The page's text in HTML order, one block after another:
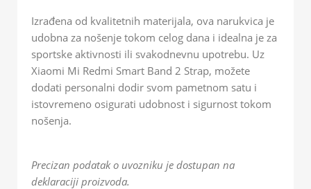
Izrađena od kvalitetnih materijala, ova narukvica je
udobna za nošenje tokom celog dana i idealna je za
sportske aktivnosti ili svakodnevnu upotrebu. Uz
Xiaomi Mi Redmi Smart Band 2 Strap, možete
dodati personalni dodir svom pametnom satu i
istovremeno osigurati udobnost i sigurnost tokom
nošenja.
Precizan podatak o uvozniku je dostupan na
deklaraciji proizvoda.